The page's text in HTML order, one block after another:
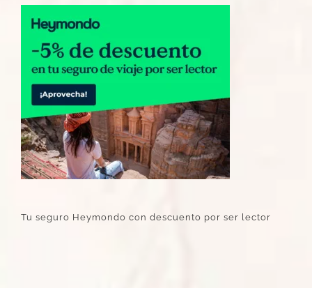
Tu seguro Heymondo con descuento por ser lector